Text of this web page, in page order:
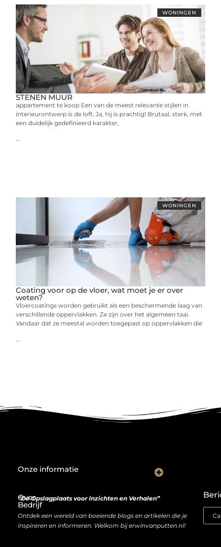
WONINGEN
STENEN MUUR
appartement te koop Een van de meest relevante stijlen in
interieurontwerp is de loft. Ja, hij is prachtig! Brutaal, sterk, met
een duidelijk gedefinieerd karakter,
...
WONINGEN
Coating voor op de vloer, wat moet je er over
weten?
Vloercoatings worden gebruikt als een beschermende laag van
verschillende oppervlakken. Ze zijn over het algemeen taai.
Vandaar dat ze meestal worden toegepast op oppervlakken die
...
Over
Bedrijf
“De Opslagplaats voor Inzichten en Verhalen”
Ontdek een wereld van boeiende blogs en artikelen die je
inspireren en informeren. Welkom bij erwinvanputten.nl!
Onze informatie